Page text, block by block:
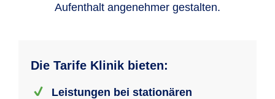
Aufenthalt angenehmer gestalten.
Die Tarife Klinik bieten:
Leistungen bei stationären